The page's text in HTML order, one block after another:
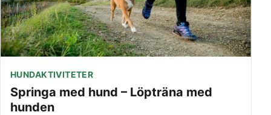
HUNDAKTIVITETER
Springa med hund – Löpträna med
hunden